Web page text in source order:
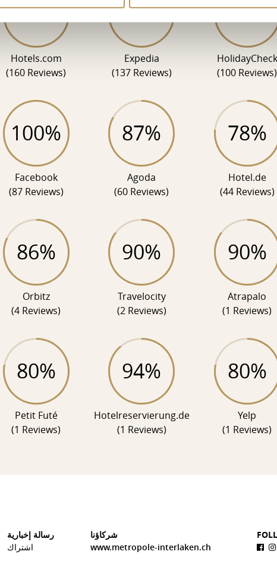
89%
Hotels.com
(160 Reviews)
91%
Expedia
(137 Reviews)
92%
HolidayCheck
(100 Reviews)
100%
Facebook
(87 Reviews)
87%
Agoda
(60 Reviews)
78%
Hotel.de
(44 Reviews)
86%
Orbitz
(4 Reviews)
90%
Travelocity
(2 Reviews)
90%
Atrapalo
(1 Reviews)
80%
Petit Futé
(1 Reviews)
94%
Hotelreservierung.de
(1 Reviews)
80%
Yelp
(1 Reviews)
رسالة إخبارية
اشتراك
شركاؤنا
www.metropole-interlaken.ch